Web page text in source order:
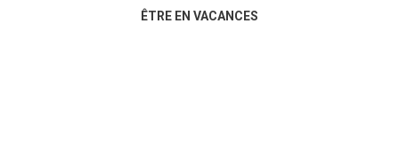
ÊTRE EN VACANCES